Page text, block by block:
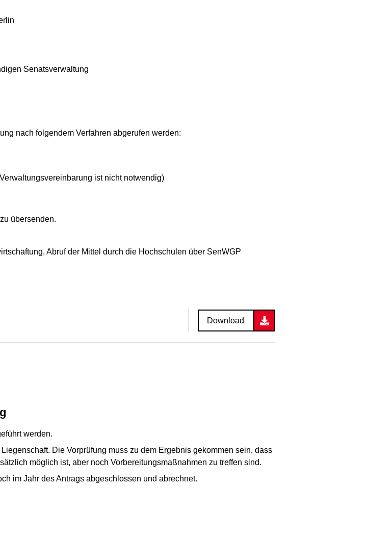
Senatsverwaltung
nach folgendem Verfahren abgerufen werden:
ist nicht notwendig)
übersenden.
Abruf der Mittel durch die Hochschulen über SenWGP
Download
werden.
Die Vorprüfung muss zu dem Ergebnis gekommen sein, dass
möglich ist, aber noch Vorbereitungsmaßnahmen zu treffen sind.
im Jahr des Antrags abgeschlossen und abrechnet.